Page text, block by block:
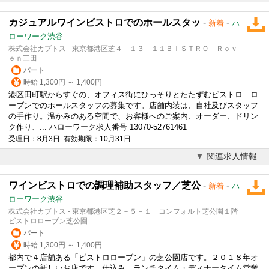
カジュアルワインビストロでのホールスタッ - 新着 - ハ
ローワーク渋谷
株式会社カブトス - 東京都港区芝４－１３－１１ＢＩＳＴＲＯ Ｒｏｖ
ｅｎ三田
パート
時給 1,300円 ～ 1,400円
港区田町駅からすぐの、オフィス街にひっそりとたたずむビストロ ロ
ーブンでのホールスタッフの募集です。店舗内装は、自社及びスタッフ
の手作り。温かみのある空間で、お客様へのご案内、オーダー、ドリン
ク作り、... ハローワーク求人番号 13070-52761461
受理日：8月3日 有効期限：10月31日
関連求人情報
ワインビストロでの調理補助スタッフ／芝公- 新着 - ハ
ローワーク渋谷
株式会社カブトス - 東京都港区芝２－５－１ コンフォルト芝公園１階
ビストロローブン芝公園
パート
時給 1,300円 ～ 1,400円
都内で４店舗ある「ビストロローブン」の芝公園店です。２０１８年オ